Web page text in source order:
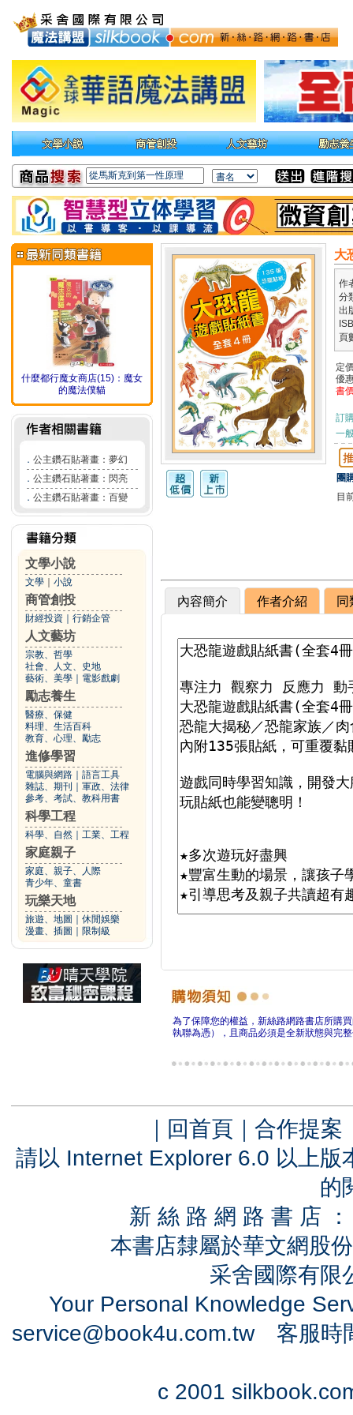
什麼都行魔女商店(15)：魔女
的魔法僕貓
． 公主鑽石貼著畫：夢幻
． 公主鑽石貼著畫：閃亮
． 公主鑽石貼著畫：百變
文學小說
文學 小說
商管創投
財經投資 行銷企管
人文藝坊
宗教、哲學
社會、人文、史地
藝術、美學
電影戲劇
勵志養生
醫療、保健
料理、生活百科
教育、心理、勵志
進修學習
電腦與網路
語言工具
雜誌、期刊
軍政、法律
參考、考試、教科用書
科學工程
科學、自然 工業、工程
家庭親子
家庭、親子、人際
青少年、童書
玩樂天地
旅遊、地圖
休閒娛樂
漫畫、插圖
限制級
大
作
分
出
頁
定
優
書
訂
一
團
目
內容簡介 作者介紹 同
為了保障您的權益，新絲路網路書店所購
執聯為憑），且商品必須是全新狀態與完
｜ 回首頁 ｜ 合作提案
請以 Internet Explorer 6.0 以上
的
新 絲 路 網 路 書 店
本書店隸屬於華文網股
采舍國際有
Your Personal Knowledge
service@book4u.com.tw客服時
c 2001